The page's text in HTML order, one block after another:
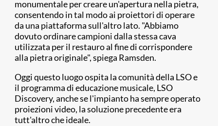
monumentale per creare un'apertura nella pietra,
consentendo in tal modo ai proiettori di operare
da una piattaforma sull'altro lato. "Abbiamo
dovuto ordinare campioni dalla stessa cava
utilizzata per il restauro al fine di corrispondere
alla pietra originale", spiega Ramsden.
Oggi questo luogo ospita la comunità della LSO e
il programma di educazione musicale, LSO
Discovery, anche se l'impianto ha sempre operato
proiezioni video, la soluzione precedente era
tutt'altro che ideale.